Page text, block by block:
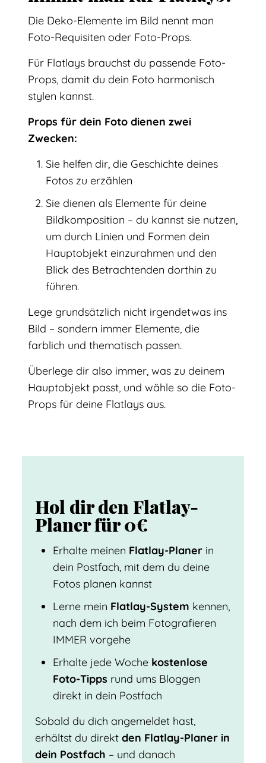
Die Deko-Elemente im Bild nennt man
Foto-Requisiten oder Foto-Props.
Für Flatlays brauchst du passende Foto-
Props, damit du dein Foto harmonisch
stylen kannst.
Props für dein Foto dienen zwei
Zwecken:
Sie helfen dir, die Geschichte deines
Fotos zu erzählen
Sie dienen als Elemente für deine
Bildkomposition – du kannst sie nutzen,
um durch Linien und Formen dein
Hauptobjekt einzurahmen und den
Blick des Betrachtenden dorthin zu
führen.
Lege grundsätzlich nicht irgendetwas ins
Bild – sondern immer Elemente, die
farblich und thematisch passen.
Überlege dir also immer, was zu deinem
Hauptobjekt passt, und wähle so die Foto-
Props für deine Flatlays aus.
Hol dir den Flatlay-
Planer für 0€
Erhalte meinen Flatlay-Planerin
dein Postfach, mit dem du deine
Fotos planen kannst
Lerne mein Flatlay-System kennen,
nach dem ich beim Fotografieren
IMMER vorgehe
Erhalte jede Woche kostenlose
Foto-Tipps rund ums Bloggen
direkt in dein Postfach
Sobald du dich angemeldet hast,
erhältst du direkt den Flatlay-Planer in
dein Postfach – und danach